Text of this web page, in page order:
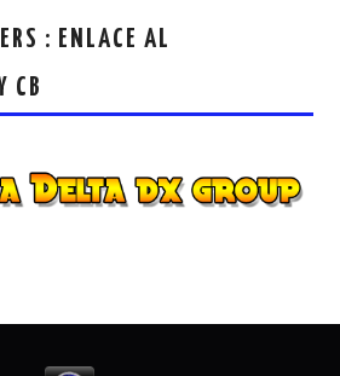
: ENLACE AL
CB